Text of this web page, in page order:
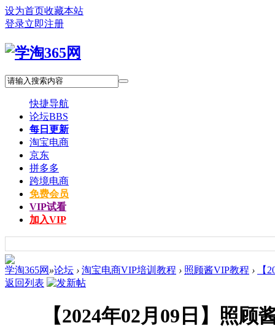
设为首页收藏本站
登录立即注册
快捷导航
论坛BBS
每日更新
淘宝电商
京东
拼多多
跨境电商
免费会员
VIP试看
加入VIP
学淘365网 »论坛 › 淘宝电商VIP培训教程 › 照顾酱VIP教程 ›
【
返回列表
【2024年02月09日】照